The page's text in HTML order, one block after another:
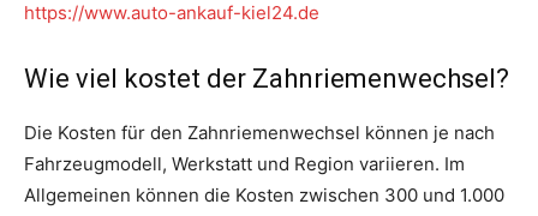
https://www.auto-ankauf-kiel24.de
Wie viel kostet der Zahnriemenwechsel?
Die Kosten für den Zahnriemenwechsel können je nach
Fahrzeugmodell, Werkstatt und Region variieren. Im
Allgemeinen können die Kosten zwischen 300 und 1.000